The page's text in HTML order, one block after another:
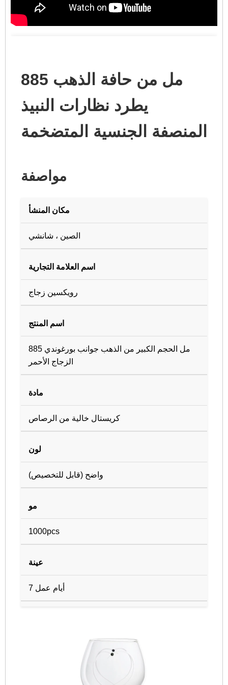
885 مل من حافة الذهب
يطرد نظارات النبيذ
المنصفة الجنسية المتضخمة
مواصفة
مكان المنشأ
الصين ، شانشي
اسم العلامة التجارية
رويكسين زجاج
اسم المنتج
885 مل الحجم الكبير من الذهب جوانب بورغوندي
الزجاج الأحمر
مادة
كريستال خالية من الرصاص
لون
واضح (قابل للتخصيص)
مو
1000pcs
عينة
7 أيام عمل